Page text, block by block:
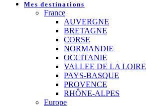
Mes destinations
France
AUVERGNE
BRETAGNE
CORSE
NORMANDIE
OCCITANIE
VALLEE DE LA LOIRE
PAYS-BASQUE
PROVENCE
RHÔNE-ALPES
Europe